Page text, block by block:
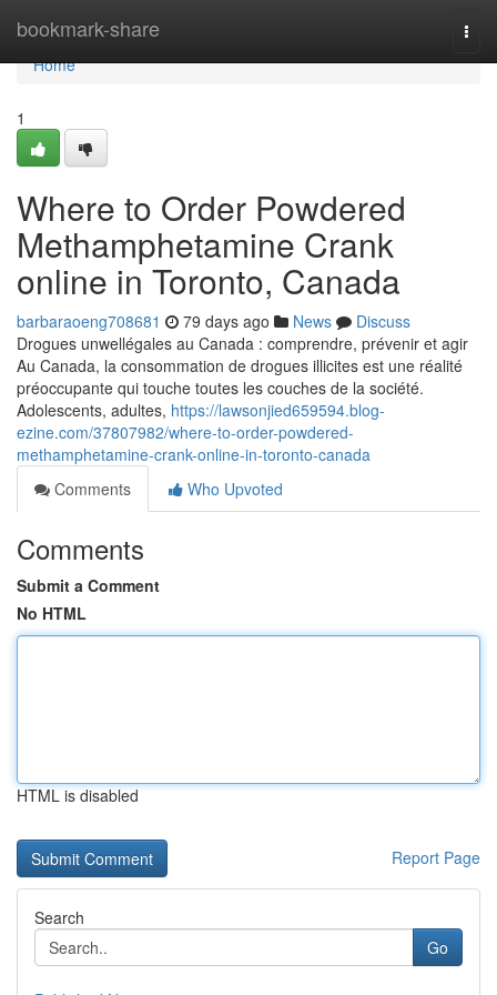
bookmark-share
Home
Home
1
Where to Order Powdered
Methamphetamine Crank
online in Toronto, Canada
barbaraoeng708681 79 days ago News
Discuss
Drogues unwellégales au Canada : comprendre, prévenir et agir
Au Canada, la consommation de drogues illicites est une réalité
préoccupante qui touche toutes les couches de la société.
Adolescents, adultes, https://lawsonjied659594.blog-
ezine.com/37807982/where-to-order-powdered-
methamphetamine-crank-online-in-toronto-canada
Comments
Who Upvoted
Comments
Submit a Comment
No HTML
HTML is disabled
Report Page
Search
Go